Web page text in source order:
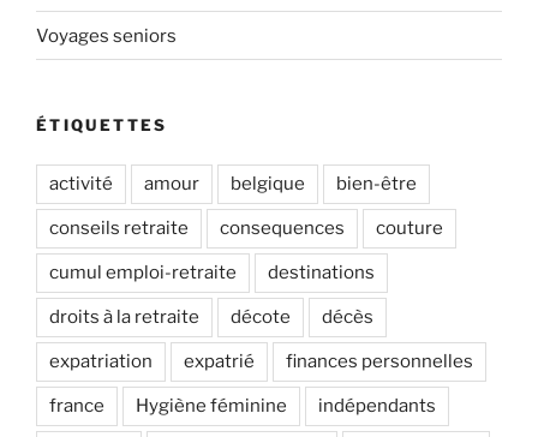
Voyages seniors
ÉTIQUETTES
activité amour belgique bien-être
conseils retraite consequences couture
cumul emploi-retraite destinations
droits à la retraite décote décès
expatriation expatrié finances personnelles
france Hygiène féminine indépendants